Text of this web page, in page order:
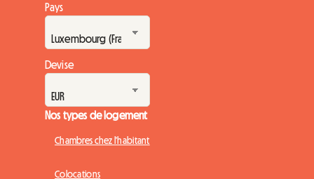
Pays
Devise
Nos types de logement
Chambres chez l'habitant
Colocations